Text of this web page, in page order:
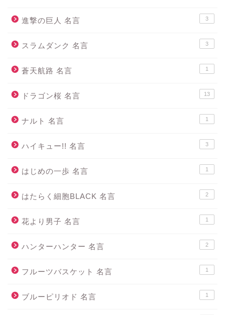
進撃の巨人 名言 3
スラムダンク 名言 3
蒼天航路 名言 1
ドラゴン桜 名言 13
ナルト 名言 1
ハイキュー!! 名言 3
はじめの一歩 名言 1
はたらく細胞BLACK 名言 2
花より男子 名言 1
ハンターハンター 名言 2
フルーツバスケット 名言 1
ブルーピリオド 名言 1